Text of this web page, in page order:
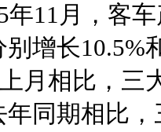
月，客车产
增长10.5%
月相比，三
年同期相比